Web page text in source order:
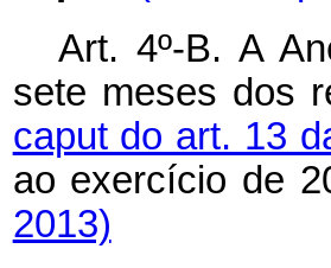
Art. 4º-B. A
sete meses dos
caput do art. 13
ao exercício de
2013)